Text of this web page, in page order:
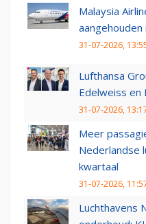
Malaysia
31-07-2026,
Lufthansa
Edelweiss en
31-07-2026,
Meer
Nederlandse
kwartaal
31-07-2026,
Luchthavens